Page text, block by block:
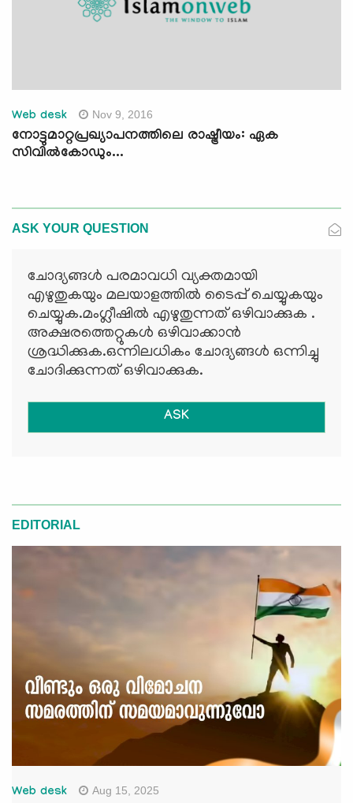
Web desk Nov 9, 2016
നോട്ടുമാറ്റപ്രഖ്യാപനത്തിലെ രാഷ്ട്രീയം: ഏക
സിവില്‍കോഡും...
ASK YOUR QUESTION
ചോദ്യങ്ങള്‍ പരമാവധി വ്യക്തമായി
എഴുതുകയും മലയാളത്തില്‍ ടൈപ്പ് ചെയ്യുകയും
ചെയ്യുക.മംഗ്ലീഷില്‍ എഴുതുന്നത് ഒഴിവാക്കുക .
അക്ഷരത്തെറ്റുകള്‍ ഒഴിവാക്കാന്‍
ശ്രദ്ധിക്കുക.ഒന്നിലധികം ചോദ്യങ്ങള്‍ ഒന്നിച്ചു
ചോദിക്കുന്നത് ഒഴിവാക്കുക.
ASK
EDITORIAL
Web desk Aug 15, 2025